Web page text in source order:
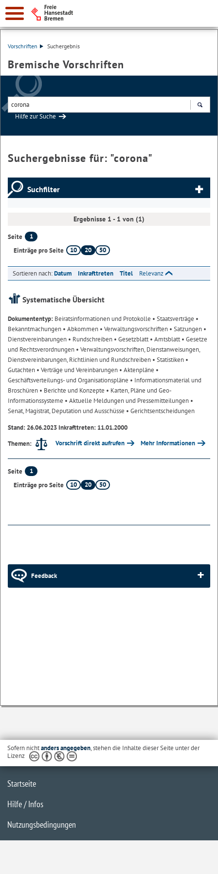
Vorschriften Suchergebnis
Bremische Vorschriften
Hilfe zur Suche
Suchergebnisse für: "corona"
Suchfilter
Ergebnisse 1 - 1 von (1)
Seite
1
Einträge pro Seite
10 20 50
Sortieren nach:Datum Inkrafttreten Titel Relevanz
Systematische Übersicht
Dokumententyp: Beiratsinformationen und Protokolle • Staatsverträge •
Bekanntmachungen • Abkommen • Verwaltungsvorschriften • Satzungen •
Dienstvereinbarungen • Rundschreiben • Gesetzblatt• Amtsblatt• Gesetze
und Rechtsverordnungen • Verwaltungsvorschriften, Dienstanweisungen,
Dienstvereinbarungen, Richtlinien und Rundschreiben • Statistiken •
Gutachten • Verträge und Vereinbarungen • Aktenpläne •
Geschäftsverteilungs- und Organisationspläne • Informationsmaterial und
Broschüren • Berichte und Konzepte • Karten, Pläne und Geo-
Informationssysteme • Aktuelle Meldungen und Pressemitteilungen •
Senat, Magistrat, Deputation und Ausschüsse • Gerichtsentscheidungen
Stand: 26.06.2023 Inkrafttreten: 11.01.2000
Themen:
Vorschrift direkt aufrufen Mehr Informationen
Seite
1
Einträge pro Seite
10 20 50
Feedback
Sofern nichtanders angegeben, stehen die Inhalte dieser Seite unter der
Lizenz
Startseite
Hilfe / Infos
Nutzungsbedingungen